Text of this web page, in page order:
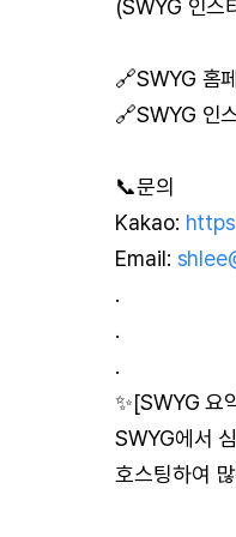
(SWYG 인스
🔗SWYG 홈
🔗SWYG 인
📞문의
Kakao:
Email:
.
.
.
✨[SWYG 요
SWYG에서
호스팅하여